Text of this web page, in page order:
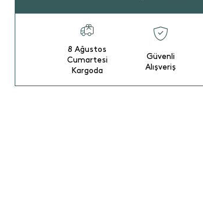
8 Ağustos
Cumartesi
Kargoda
Güvenli
Alışveriş